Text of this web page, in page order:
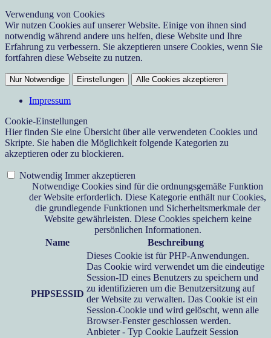
Verwendung von Cookies
Wir nutzen Cookies auf unserer Website. Einige von ihnen sind
notwendig während andere uns helfen, diese Website und Ihre
Erfahrung zu verbessern. Sie akzeptieren unsere Cookies, wenn Sie
fortfahren diese Webseite zu nutzen.
Nur Notwendige Einstellungen Alle Cookies akzeptieren
Impressum
Cookie-Einstellungen
Hier finden Sie eine Übersicht über alle verwendeten Cookies und
Skripte. Sie haben die Möglichkeit folgende Kategorien zu
akzeptieren oder zu blockieren.
Notwendig Immer akzeptieren
Notwendige Cookies sind für die ordnungsgemäße Funktion
der Website erforderlich. Diese Kategorie enthält nur Cookies,
die grundlegende Funktionen und Sicherheitsmerkmale der
Website gewährleisten. Diese Cookies speichern keine
persönlichen Informationen.
Name
Beschreibung
PHPSESSID
Dieses Cookie ist für PHP-Anwendungen.
Das Cookie wird verwendet um die eindeutige
Session-ID eines Benutzers zu speichern und
zu identifizieren um die Benutzersitzung auf
der Website zu verwalten. Das Cookie ist ein
Session-Cookie und wird gelöscht, wenn alle
Browser-Fenster geschlossen werden.
Anbieter - Typ Cookie Laufzeit Session